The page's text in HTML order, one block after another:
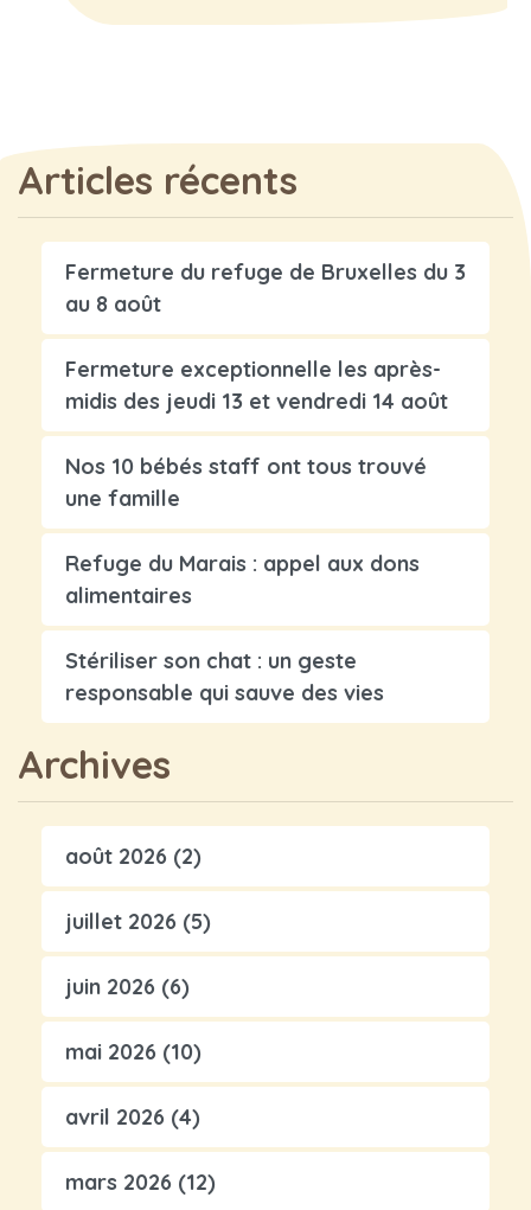
Articles récents
Fermeture du refuge de Bruxelles du 3
au 8 août
Fermeture exceptionnelle les après-
midis des jeudi 13 et vendredi 14 août
Nos 10 bébés staff ont tous trouvé
une famille
Refuge du Marais : appel aux dons
alimentaires
Stériliser son chat : un geste
responsable qui sauve des vies
Archives
août 2026 (2)
juillet 2026 (5)
juin 2026 (6)
mai 2026 (10)
avril 2026 (4)
mars 2026 (12)